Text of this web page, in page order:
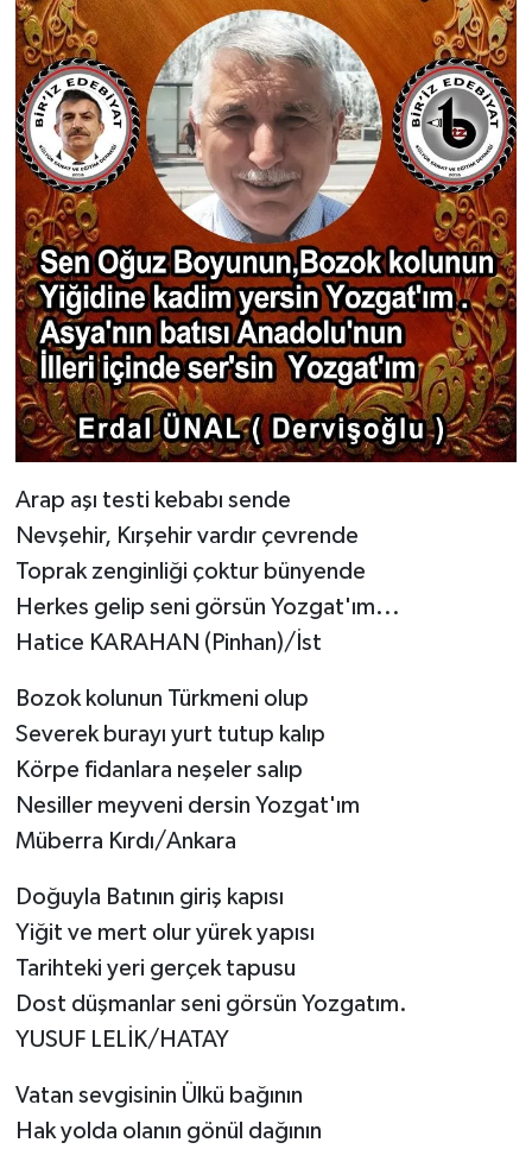
Arap aşı testi kebabı sende
Nevşehir, Kırşehir vardır çevrende
Toprak zenginliği çoktur bünyende
Herkes gelip seni görsün Yozgat'ım...
Hatice KARAHAN (Pinhan)/İst
Bozok kolunun Türkmeni olup
Severek burayı yurt tutup kalıp
Körpe fidanlara neşeler salıp
Nesiller meyveni dersin Yozgat'ım
Müberra Kırdı/Ankara
Doğuyla Batının giriş kapısı
Yiğit ve mert olur yürek yapısı
Tarihteki yeri gerçek tapusu
Dost düşmanlar seni görsün Yozgatım.
YUSUF LELİK/HATAY
Vatan sevgisinin Ülkü bağının
Hak yolda olanın gönül dağının
TARİH
Genel
Politika
YEREL
BÖLGEDEN
BİLİM TEKNOLOJİ
ASAYİŞ
SEÇİM 2015
ÇEVRE
BİLİM VE TEKNOLOJİ
YARIŞMALAR
TANITIM
HABERDE İNSAN